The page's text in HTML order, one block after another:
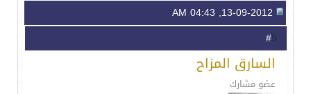
5
السارق المزاح
عضو مشارك